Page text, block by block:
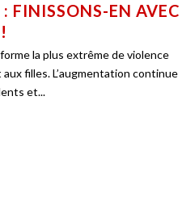
FINISSONS-EN AVEC
la plus extrême de violence
filles. L’augmentation continue
et...